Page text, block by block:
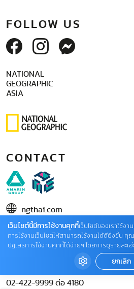
FOLLOW US
NATIONAL
GEOGRAPHIC
ASIA
CONTACT
ngthai.com
บริษัท เอเอ็มอี อิมเมจิเนทีฟ จำกัด
ในเครือ บริษัท อมรินทร์ คอร์เปอเรชั่น
ติดต่อแจ้งปัญหาหรือร้องเรียน
02-422-9999 ต่อ 4180
เว็บไซต์นี้มีการใช้งานคุกกี้เว็บไซต์ของเราใช้ง
การใช้งานเว็บไซต์ให้สามารถใช้งานได้ดียิ่งขึ้น
ปฏิเสธการใช้งานคุกกี้ได้ง่ายๆ โดยการดูรายละ
ยกเลิก